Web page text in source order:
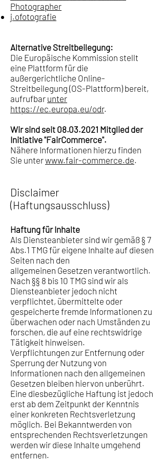
Photographer
j.ofotografie
Alternative Streitbeilegung:
Die Europäische Kommission stellt
eine Plattform für die
außergerichtliche Online-
Streitbeilegung (OS-Plattform) bereit,
aufrufbar unter
https://ec.europa.eu/odr.
Wir sind seit 08.03.2021 Mitglied der
Initiative "FairCommerce".
Nähere Informationen hierzu finden
Sie unterwww.fair-commerce.de.
Disclaimer
(Haftungsausschluss)
Haftung für Inhalte
Als Diensteanbieter sind wir gemäß § 7
Abs.1 TMG für eigene Inhalte auf diesen
Seiten nach den
allgemeinen Gesetzen verantwortlich.
Nach §§ 8 bis 10 TMG sind wir als
Diensteanbieter jedoch nicht
verpflichtet, übermittelte oder
gespeicherte fremde Informationen zu
überwachen oder nach Umständen zu
forschen, die auf eine rechtswidrige
Tätigkeit hinweisen.
Verpflichtungen zur Entfernung oder
Sperrung der Nutzung von
Informationen nach den allgemeinen
Gesetzen bleiben hiervon unberührt.
Eine diesbezügliche Haftung ist jedoch
erst ab dem Zeitpunkt der Kenntnis
einer konkreten Rechtsverletzung
möglich. Bei Bekanntwerden von
entsprechenden Rechtsverletzungen
werden wir diese Inhalte umgehend
entfernen.